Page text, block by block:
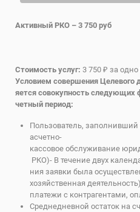
Активный РКО – 3 750 руб
Стоимость услуг: 3 750 ₽ за
Условием совершения Целевого
яется совокупность следующих
четный период:
Пользователь, заполнивший
асчетно-
кассовое обслуживание
РКО)- В течение двух
ния заявки была
хозяйственная
платежи с контрагентами,
Среднедневной остаток на